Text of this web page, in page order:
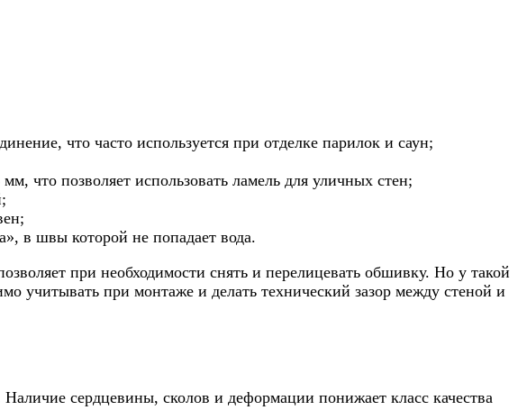
что часто используется при отделке парилок и саун;
что позволяет использовать ламель для уличных стен;
в швы которой не попадает вода.
при необходимости снять и перелицевать обшивку. Но у такой
учитывать при монтаже и делать технический зазор между стеной и
сердцевины, сколов и деформации понижает класс качества